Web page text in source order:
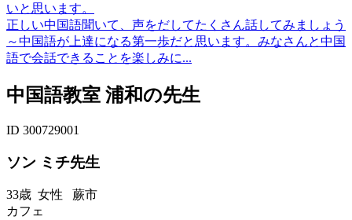
いと思います。
正しい中国語聞いて、声をだしてたくさん話してみましょう
～中国語が上達になる第一歩だと思います。みなさんと中国
語で会話できることを楽しみに...
中国語教室 浦和の先生
ID 300729001
ソン ミチ先生
33歳 女性 蕨市
カフェ